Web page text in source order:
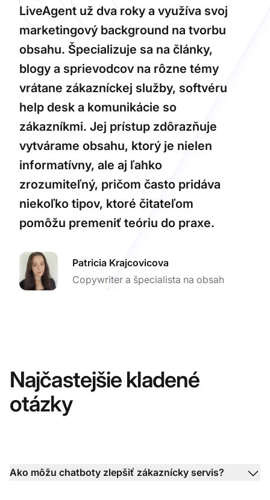
LiveAgent už dva roky a využíva svoj
marketingový background na tvorbu
obsahu. Špecializuje sa na články,
blogy a sprievodcov na rôzne témy
vrátane zákazníckej služby, softvéru
help desk a komunikácie so
zákazníkmi. Jej prístup zdôrazňuje
vytvárame obsahu, ktorý je nielen
informatívny, ale aj ľahko
zrozumiteľný, pričom často pridáva
niekoľko tipov, ktoré čitateľom
pomôžu premeniť teóriu do praxe.
Patricia Krajcovicova
Copywriter a špecialista na obsah
Najčastejšie kladené
otázky
Ako môžu chatboty zlepšiť zákaznícky servis?